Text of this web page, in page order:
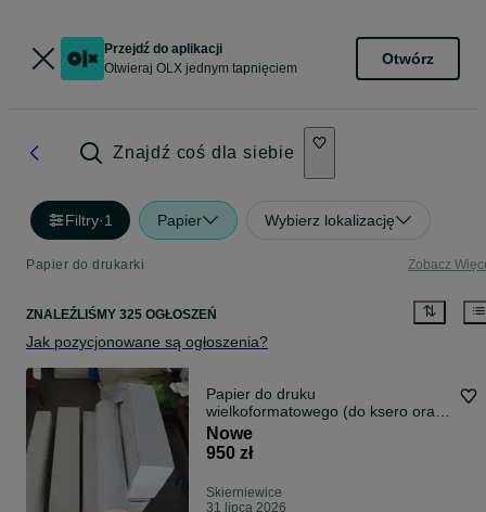
Przejdź do aplikacji
Otwieraj OLX jednym tapnięciem
Otwórz
Znajdź coś dla siebie
Filtry·1 Papier Wybierz lokalizację
Papier do drukarki Zobacz
ZNALEŹLIŚMY 325 OGŁOSZEŃ
Jak pozycjonowane są ogłoszenia?
Papier do druku
wielkoformatowego (do ksero oraz
plotera)
Nowe
950 zł
Skierniewice
31 lipca 2026